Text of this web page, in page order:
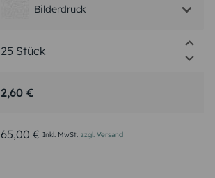
Bilderdruck
2,60 €
65,00 € Inkl. MwSt. zzgl. Versand